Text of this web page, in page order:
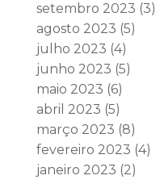
setembro 2023 (3)
agosto 2023 (5)
julho 2023 (4)
junho 2023 (5)
maio 2023 (6)
abril 2023 (5)
março 2023 (8)
fevereiro 2023 (4)
janeiro 2023 (2)